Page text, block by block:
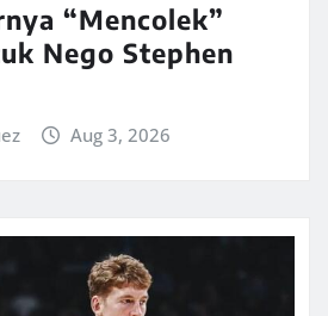
“Mencolek”
Nego Stephen
Aug 3, 2026